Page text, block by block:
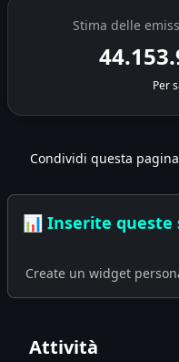
Stima delle
Per
Condividi questa pagina
📊 Inserite
Create un widget
Attività